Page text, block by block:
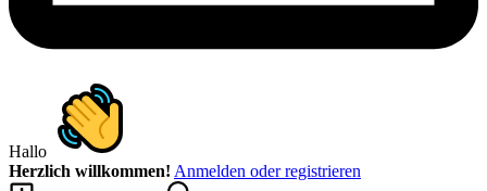
Hallo
Herzlich willkommen! Anmelden oder registrieren